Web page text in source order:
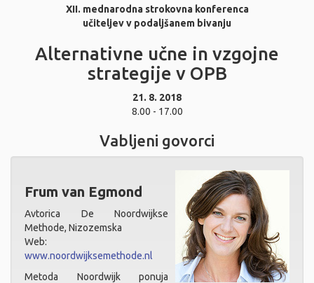
XII. mednarodna strokovna konferenca
učiteljev v podaljšanem bivanju
Alternativne učne in vzgojne
strategije v OPB
21. 8. 2018
8.00 - 17.00
Vabljeni govorci
Frum van Egmond
Avtorica De Noordwijkse
Methode, Nizozemska
Web:
www.noordwijksemethode.nl
Metoda Noordwijk ponuja